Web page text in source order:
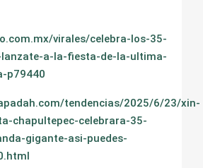
virales/celebra-los-35-
a-la-fiesta-de-la-ultima-
p79440
tendencias/2025/6/23/xin-
chapultepec-celebrara-35-
gigante-asi-puedes-